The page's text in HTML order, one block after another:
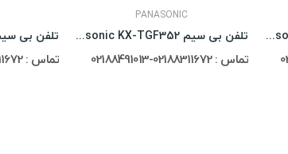
تماس : 02188311672-02188491013
PANASONIC
تلفن بی سیم Panasonic KX-TGF352
تماس : 02188311672-02188491013
تلفن بی سیم Panasonic KX-TG9542